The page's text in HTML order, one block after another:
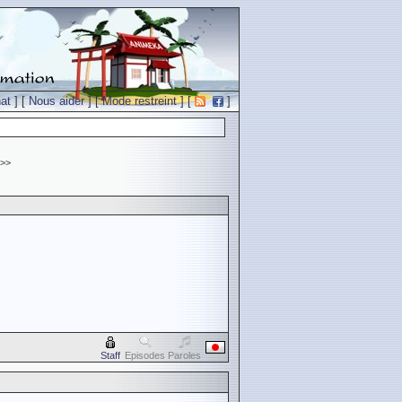
] [Nous aider] [Mode restreint] [ ]
Staff Episodes Paroles